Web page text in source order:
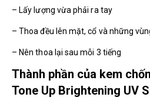
– Lấy lượng vừa phải ra tay
– Thoa đều lên mặt, cổ và những
– Nên thoa lại sau mỗi 3 tiếng
Thành phần của kem
Tone Up Brightening UV